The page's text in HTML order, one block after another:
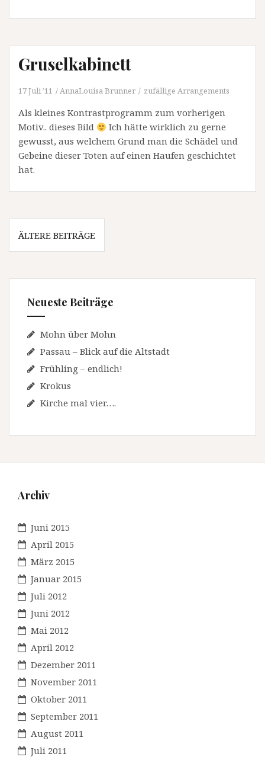
Gruselkabinett
17 Juli ’11 AnnaLouisa Brunner zufällige Arrangements
Als kleines Kontrastprogramm zum vorherigen
Motiv.. dieses Bild
Ich hätte wirklich zu gerne
gewusst, aus welchem Grund man die Schädel und
Gebeine dieser Toten auf einen Haufen geschichtet
hat.
Beitragsnavigation
ÄLTERE BEITRÄGE
Neueste Beiträge
Mohn über Mohn
Passau – Blick auf die Altstadt
Frühling – endlich!
Krokus
Kirche mal vier….
Archiv
Juni 2015
April 2015
März 2015
Januar 2015
Juli 2012
Juni 2012
Mai 2012
April 2012
Dezember 2011
November 2011
Oktober 2011
September 2011
August 2011
Juli 2011